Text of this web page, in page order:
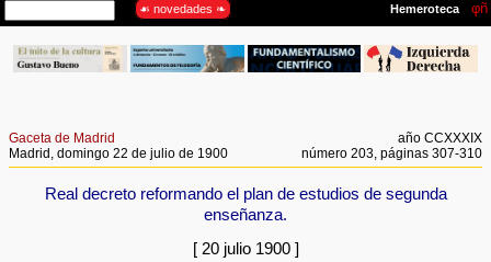
Gaceta de Madrid
Madrid, domingo 22 de julio de 1900
año CCXXXIX
número 203, páginas 307-310
Real decreto reformando el plan de estudios de segunda
enseñanza.
[ 20 julio 1900 ]